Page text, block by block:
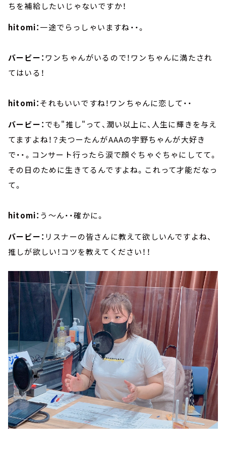
ちを補給したいじゃないですか！
hitomi：一途でらっしゃいますね・・。
バービー： ワンちゃんがいるので！ワンちゃんに満たされ
てはいる！
hitomi：それもいいですね！ワンちゃんに恋して・・
バービー：でも"推し"って、潤い以上に、人生に輝きを与え
てますよね！？夫つーたんがAAAの宇野ちゃんが大好き
で・・。コンサート行ったら涙で顔ぐちゃぐちゃにしてて。
その日のために生きてるんですよね。これって才能だなっ
て。
hitomi： う～ん・・確かに。
バービー： リスナーの皆さんに教えて欲しいんですよね、
推しが欲しい！コツを教えてください！！